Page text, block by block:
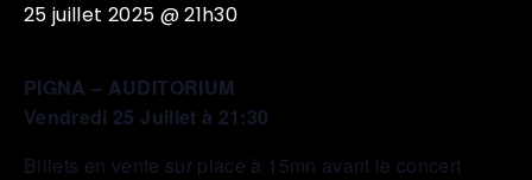
25 juillet 2025 @ 21h30
PIGNA – AUDITORIUM
Vendredi 25 Juillet à 21:30
Billets en vente sur place à 15mn avant le concert